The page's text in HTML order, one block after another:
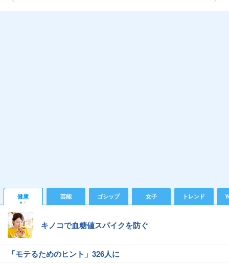
健康 芸能 ゴシップ 女子 トレンド
キノコで血糖値スパイクを防ぐ
「モテるためのヒント」326人に